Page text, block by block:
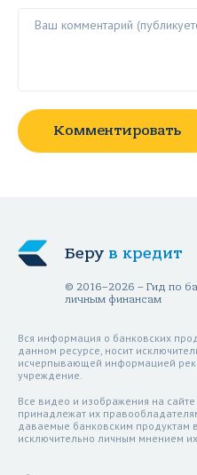
Комментировать
Беру в кредит
© 2016–2026 – Гид по
личным финансам
Вся информация о банковских
данном ресурсе, носит
исчерпывающей информацией
учреждение.
Все видео и изображения на сайте
принадлежат их
даваемые банковским продуктам
исключительно личным мнением их